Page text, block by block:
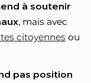
à soutenir
, mais avec
citoyennes ou
pas position